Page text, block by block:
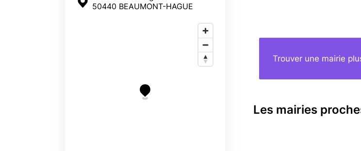
50440 BEAUMONT-HAGUE
Trouver une mairie
Les mairies